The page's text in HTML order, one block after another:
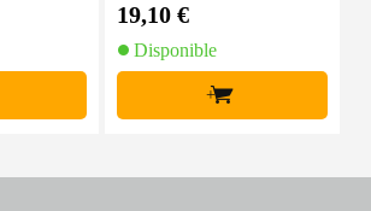
19,10 €
Disponible
+